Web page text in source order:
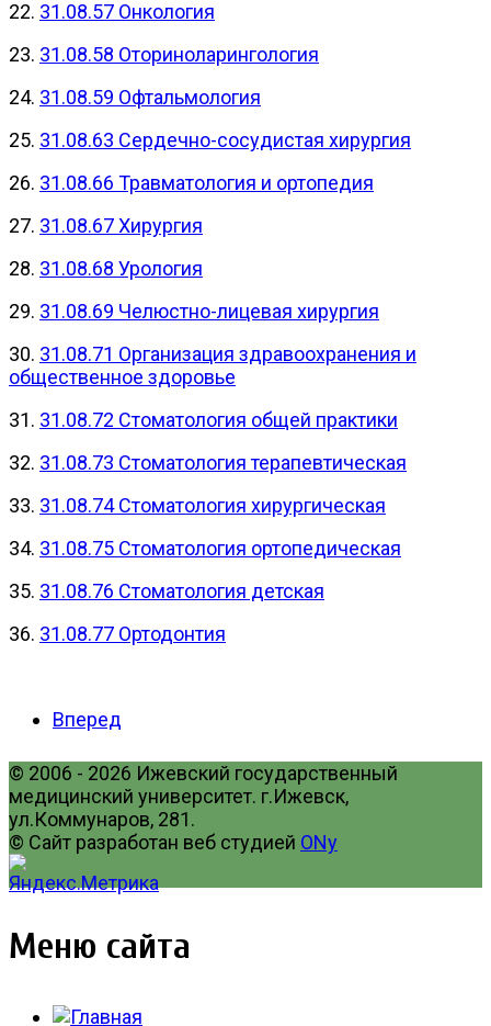
22. 31.08.57 Онкология
23. 31.08.58 Оториноларингология
24. 31.08.59 Офтальмология
25. 31.08.63 Сердечно-сосудистая хирургия
26. 31.08.66 Травматология и ортопедия
27. 31.08.67 Хирургия
28. 31.08.68 Урология
29. 31.08.69 Челюстно-лицевая хирургия
30. 31.08.71 Организация здравоохранения и
общественное здоровье
31. 31.08.72 Стоматология общей практики
32. 31.08.73 Стоматология терапевтическая
33. 31.08.74 Стоматология хирургическая
34. 31.08.75 Стоматология ортопедическая
35. 31.08.76 Стоматология детская
36. 31.08.77 Ортодонтия
Вперед
© 2006 - 2026 Ижевский государственный
медицинский университет. г.Ижевск,
ул.Коммунаров, 281.
© Сайт разработан веб студией ONy
Меню сайта